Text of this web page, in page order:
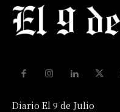
Diario El 9 de Julio